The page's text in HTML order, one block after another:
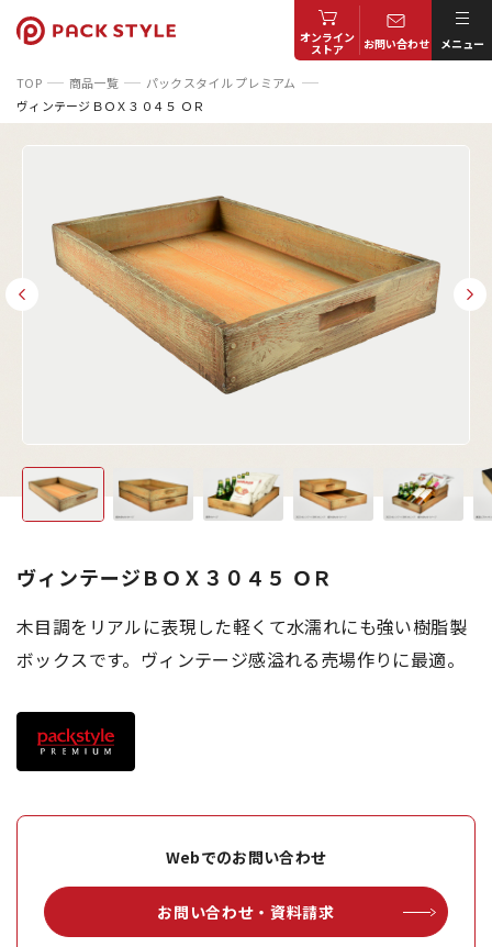
オンライン
ストア お問い合わせ メニュー
TOP 商品一覧
パックスタイル プレミアム
ヴィンテージＢＯＸ３０４５ ＯＲ
ヴィンテージＢＯＸ３０４５ ＯＲ
木目調をリアルに表現した軽くて水濡れにも強い樹脂製
ボックスです。ヴィンテージ感溢れる売場作りに最適。
Webでのお問い合わせ
お問い合わせ・資料請求